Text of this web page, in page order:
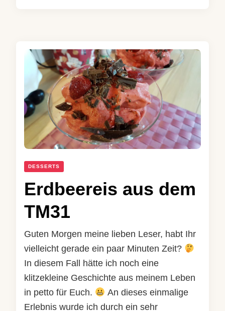
DESSERTS
Erdbeereis aus dem
TM31
Guten Morgen meine lieben Leser, habt Ihr
vielleicht gerade ein paar Minuten Zeit?
In diesem Fall hätte ich noch eine
klitzekleine Geschichte aus meinem Leben
in petto für Euch.
An dieses einmalige
Erlebnis wurde ich durch ein sehr